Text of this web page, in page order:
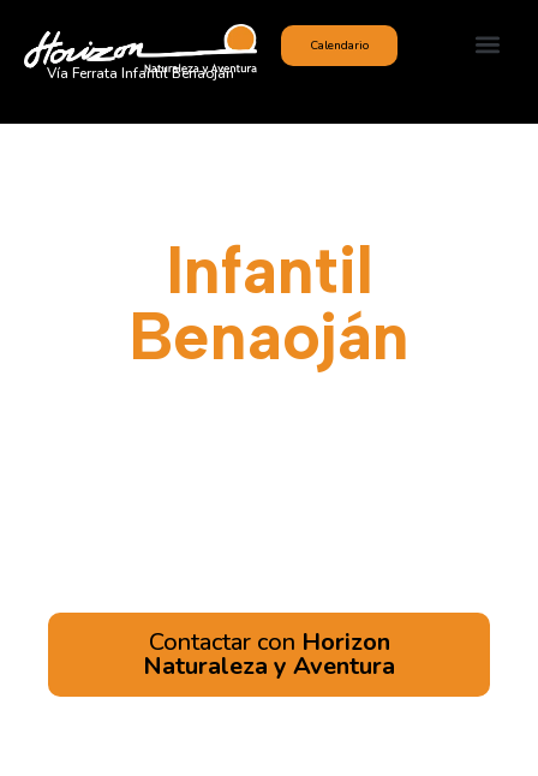
Vía Ferrata Infantil Benaoján
Calendario
Infantil
Benaoján
Contactar con Horizon
Naturaleza y Aventura